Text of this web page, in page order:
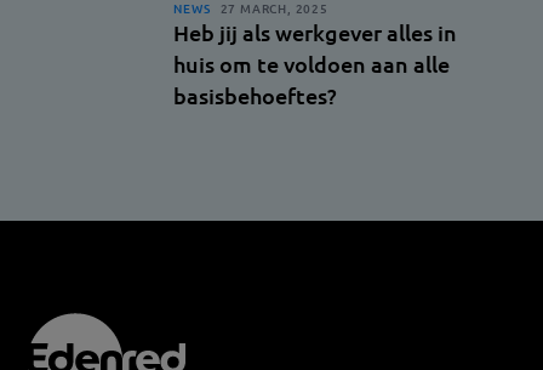
Meer info over Edenred Welzijn
NEWS 27 MARCH, 2025
Heb jij als werkgever alles in
huis om te voldoen aan alle
basisbehoeftes?